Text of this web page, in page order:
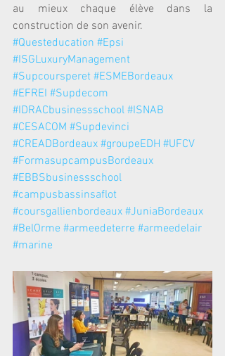
au mieux chaque élève dans la
construction de son avenir.
#Questeducation #Epsi
#ISGLuxuryManagement
#Supcoursperet #ESMEBordeaux
#EFREI #Supdecom
#IDRACbusinessschool #ISNAB
#CESACOM #Supdevinci
#CREADBordeaux #groupeEDH #UFCV
#FormasupcampusBordeaux
#EBBSbusinessschool
#campusbassinsaflot
#coursgallienbordeaux #JuniaBordeaux
#BelOrme #armeedeterre #armeedelair
#marine